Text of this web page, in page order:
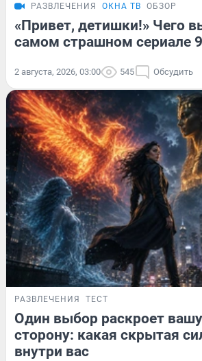
РАЗВЛЕЧЕНИЯ ОКНА ТВ ОБЗОР
«Привет, детишки!» Чего
самом страшном сериале
2 августа, 2026, 03:00 545 Обсудить
РАЗВЛЕЧЕНИЯ ТЕСТ
Один выбор раскроет
сторону: какая скрытая
внутри вас